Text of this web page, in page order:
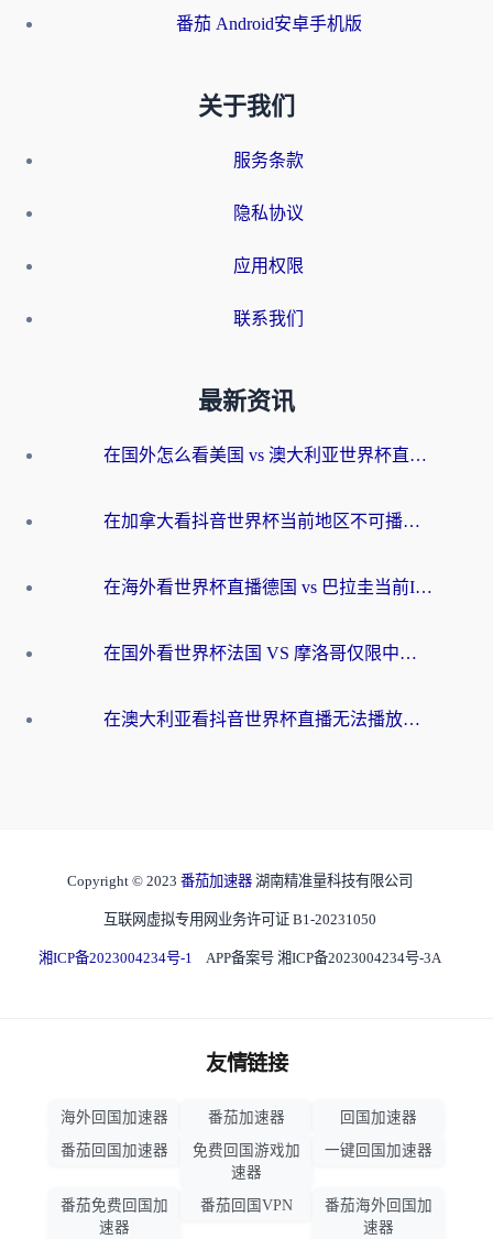
番茄 Android安卓手机版
关于我们
服务条款
隐私协议
应用权限
联系我们
最新资讯
在国外怎么看美国 vs 澳大利亚世界杯直播？海外党必藏的中文解说观赛指南
在加拿大看抖音世界杯当前地区不可播放？海外党体育观赛终极指南
在海外看世界杯直播德国 vs 巴拉圭当前IP受限制？这篇指南帮你轻松解决地区限制
在国外看世界杯法国 VS 摩洛哥仅限中国大陆？别让地域限制拦下你的欢呼
在澳大利亚看抖音世界杯直播无法播放？海外党体育观赛终极指南来了！
Copyright © 2023 番茄加速器 湖南精准量科技有限公司
互联网虚拟专用网业务许可证 B1-20231050
湘ICP备2023004234号-1 APP备案号 湘ICP备2023004234号-3A
友情链接
海外回国加速器 番茄加速器
回国加速器
番茄回国加速器
免费回国游戏加
速器
一键回国加速器
番茄免费回国加
速器
番茄回国VPN
番茄海外回国加
速器